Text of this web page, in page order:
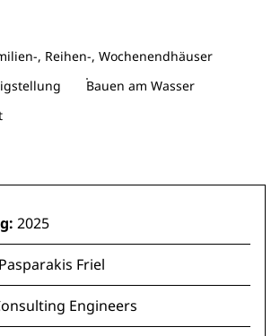
, Reihen-, Wochenendhäuser
Bauen am Wasser
2025
Pasparakis Friel
Engineers